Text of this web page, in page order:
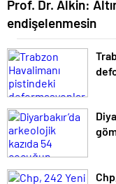
Prof. Dr. Alkin:
endişelenmesin